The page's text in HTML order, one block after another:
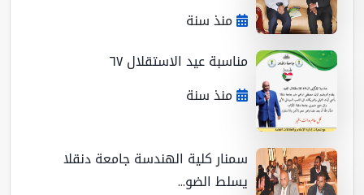
منذ سنة
مناسبة عيد الاستقلال ٦٧
منذ سنة
سمنار كلية الهندسة جامعة دنقلا
يسلط الضو...